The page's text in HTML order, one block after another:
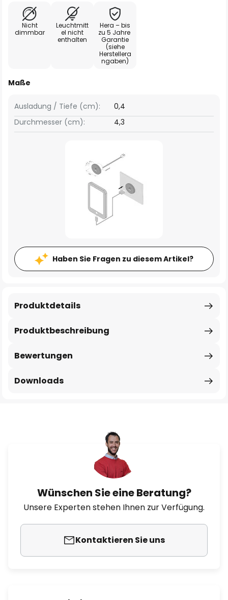
Nicht
dimmbar
Leuchtmitt
el nicht
enthalten
Hera – bis
zu 5 Jahre
Garantie
(siehe
Herstellera
ngaben)
Maße
Ausladung / Tiefe (cm):
0,4
Durchmesser (cm):
4,3
Haben Sie Fragen zu diesem Artikel?
Produktbeschreibung
Produktdetails
Bewertungen
Downloads
Wünschen Sie eine Beratung?
Unsere Experten stehen Ihnen zur Verfügung.
Kontaktieren Sie uns